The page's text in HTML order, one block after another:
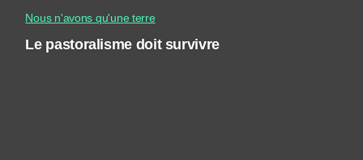
Nous n'avons qu'une terre
Le pastoralisme doit survivre